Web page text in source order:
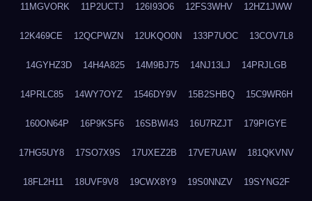
11MGVORK 11P2UCTJ 126I93O6 12FS3WHV 12HZ1JWW
12K469CE 12QCPWZN 12UKQO0N 133P7UOC 13COV7L8
14GYHZ3D 14H4A825 14M9BJ75 14NJ13LJ 14PRJLGB
14PRLC85 14WY7OYZ 1546DY9V 15B2SHBQ 15C9WR6H
160ON64P 16P9KSF6 16SBWI43 16U7RZJT 179PIGYE
17HG5UY8 17SO7X9S 17UXEZ2B 17VE7UAW 181QKVNV
18FL2H11 18UVF9V8 19CWX8Y9 19S0NNZV 19SYNG2F